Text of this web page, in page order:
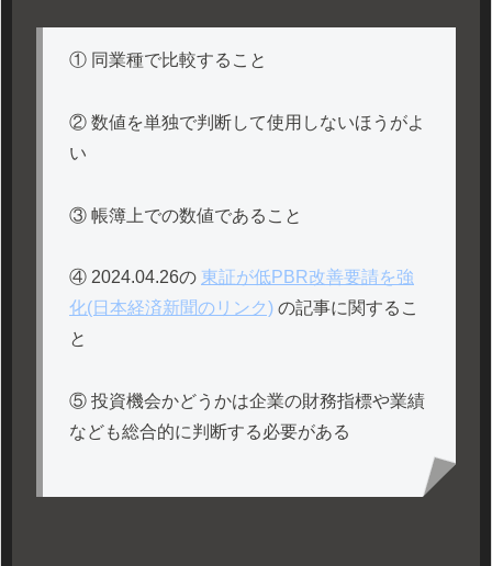
① 同業種で比較すること
② 数値を単独で判断して使用しないほうがよ
い
③ 帳簿上での数値であること
④ 2024.04.26の 東証が低PBR改善要請を強
化(日本経済新聞のリンク) の記事に関するこ
と
⑤ 投資機会かどうかは企業の財務指標や業績
なども総合的に判断する必要がある